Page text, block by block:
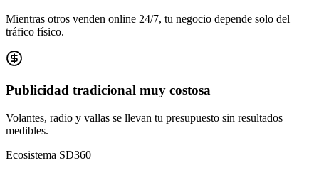
Mientras otros venden online 24/7, tu negocio depende solo del
tráfico físico.
Publicidad tradicional muy costosa
Volantes, radio y vallas se llevan tu presupuesto sin resultados
medibles.
Ecosistema SD360